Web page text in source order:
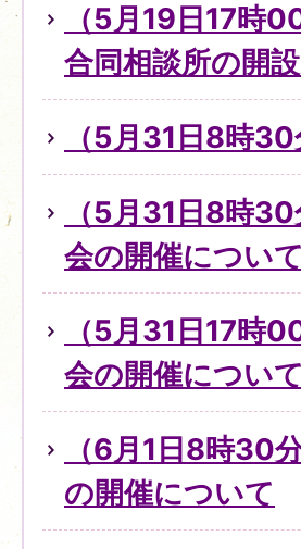
（5月19日17時
合同相談所の開
（5月31日8時
（5月31日8時
会の開催について
（5月31日17時
会の開催について
（6月1日8時30
の開催について